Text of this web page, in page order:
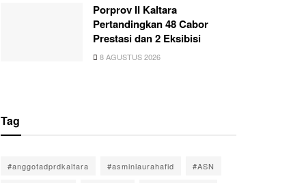
Porprov II Kaltara
Pertandingkan 48 Cabor
Prestasi dan 2 Eksibisi
8 AGUSTUS 2026
Tag
#anggotadprdkaltara #asminlaurahafid #ASN